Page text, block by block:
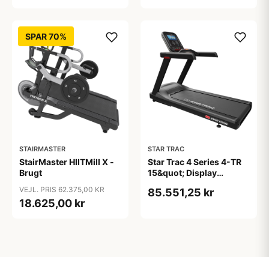
SPAR 70%
STAIRMASTER
StairMaster HIITMill X -
Brugt
VEJL. PRIS 62.375,00 KR
18.625,00 kr
STAR TRAC
Star Trac 4 Series 4-TR
15&quot; Display
85.551,25 kr